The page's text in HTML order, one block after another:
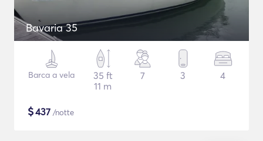
Bavaria 35
Barca a vela
35 ft
11 m
7 3 4
$437 /notte